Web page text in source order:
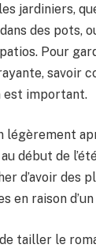
jardiniers,
des pots,
Pour
savoir
est important.
légèrement
début de
d’avoir des
en raison
tailler le